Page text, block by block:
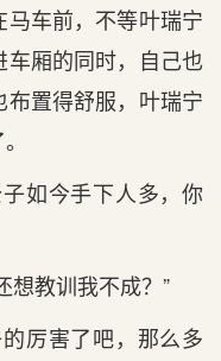
车前，不等叶瑞宁
厢的同时，自己也
置得舒服，叶瑞宁
如今手下人多，你
想教训我不成？”
厉害了吧，那么多